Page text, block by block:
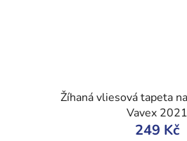
Žíhaná vliesová tapeta
Vavex 2021
249 Kč